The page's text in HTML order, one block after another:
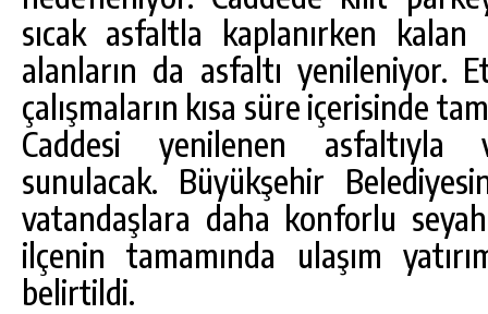
sıcak asfaltla kaplanırken kalan
alanların da asfaltı yenileniyor.
çalışmaların kısa süre içerisinde
Caddesi yenilenen asfaltıyla
sunulacak. Büyükşehir
vatandaşlara daha konforlu
ilçenin tamamında ulaşım
belirtildi.